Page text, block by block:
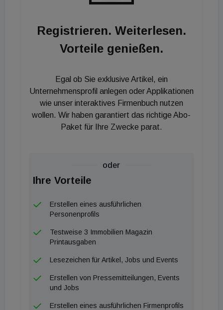
letzten 14 Tagen sei das Interesse bereits stark
„Premium Stars of Luxury Real Estate“ in der
Kategorie „Urban Austria“ mit dem 1. Platz
Registrieren. Weiterlesen.
Vorteile genießen.
Egal ob Sie exklusive Artikel, ein
Unternehmensprofil anlegen oder Applikationen
wie unser interaktives Firmenbuch nutzen
wollen. Wir haben garantiert das richtige Abo-
Paket für Ihre Zwecke parat.
oder
Ihre Vorteile
Erstellen eines ausführlichen
Personenprofils
Testweise 3 Immobilien Magazin
Printausgaben
Lesezeichen für Artikel, Jobs und Events
Erstellen von Pressemitteilungen, Events
und Jobs
Erstellen eines ausführlichen Firmenprofils